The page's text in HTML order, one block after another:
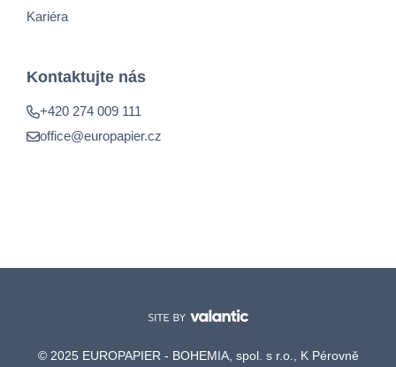
Kariéra
Kontaktujte nás
+420 274 009 111
office@europapier.cz
© 2025 EUROPAPIER - BOHEMIA, spol. s r.o., K Pérovně